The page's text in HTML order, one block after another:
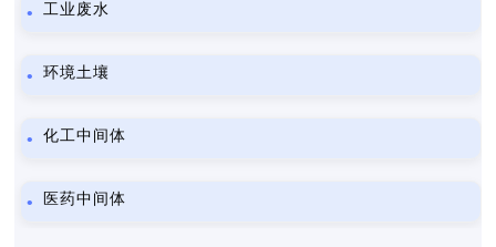
工业废水
环境土壤
化工中间体
医药中间体